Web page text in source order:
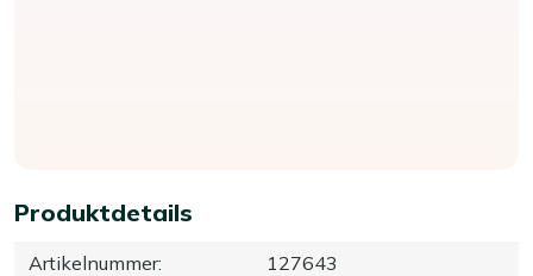
Produktdetails
Artikelnummer:
127643